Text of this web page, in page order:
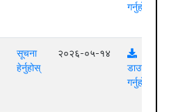
गर्नुहोस्
सूचना
हेर्नुहोस्
२०२६-०५-१४
डाउनलोड
गर्नुहोस्